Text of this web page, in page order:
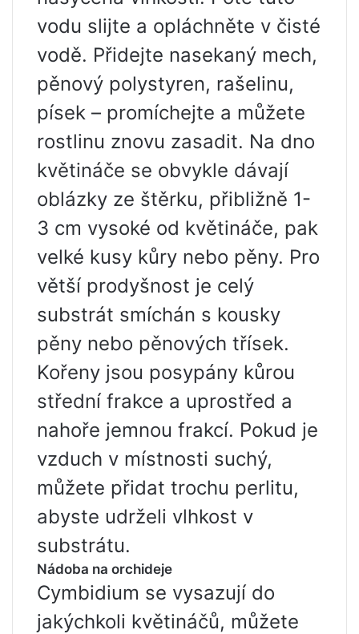
vodu slijte a opláchněte v čisté
vodě. Přidejte nasekaný mech,
pěnový polystyren, rašelinu,
písek – promíchejte a můžete
rostlinu znovu zasadit. Na dno
květináče se obvykle dávají
oblázky ze štěrku, přibližně 1-
3 cm vysoké od květináče, pak
velké kusy kůry nebo pěny. Pro
větší prodyšnost je celý
substrát smíchán s kousky
pěny nebo pěnových třísek.
Kořeny jsou posypány kůrou
střední frakce a uprostřed a
nahoře jemnou frakcí. Pokud je
vzduch v místnosti suchý,
můžete přidat trochu perlitu,
abyste udrželi vlhkost v
substrátu.
Nádoba na orchideje
Cymbidium se vysazují do
jakýchkoli květináčů, můžete